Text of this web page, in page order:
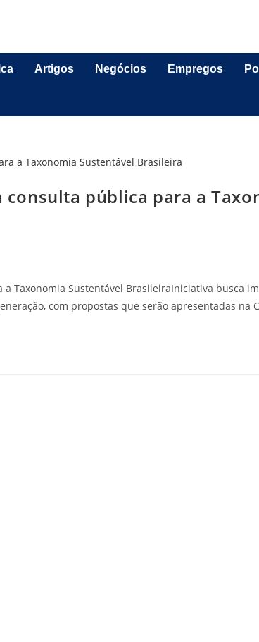
Artigos Negócios Empregos
pública para a
Taxonomia Sustentável BrasileiraIniciativa busca
com propostas que serão apresentadas na